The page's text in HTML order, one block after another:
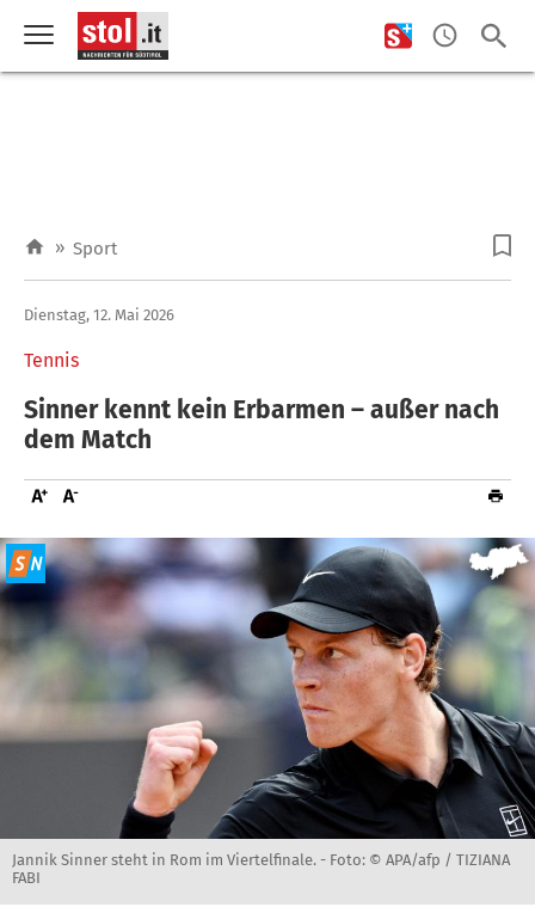
» Sport
Tennis
Dienstag, 12. Mai 2026
Sinner kennt kein Erbarmen – außer nach
dem Match
Jannik Sinner steht in Rom im Viertelfinale. - Foto: © APA/afp / TIZIANA
FABI